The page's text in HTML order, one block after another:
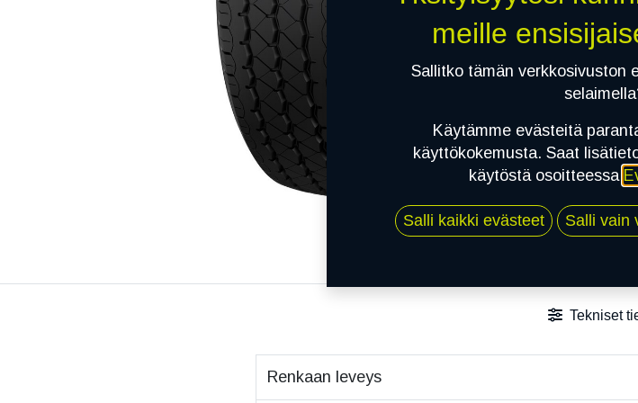
Tekniset
Renkaan leveys
meille
Sallitko tämän verkkosivuston
Käytämme evästeitä
käyttökokemusta. Saat
käytöstä osoitteessa
Salli kaikki evästeet Salli vain